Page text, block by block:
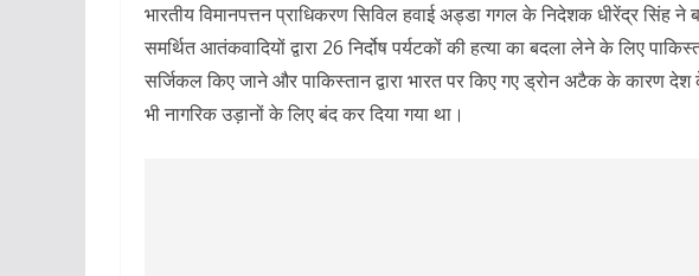
भारतीय विमानपत्तन प्राधिकरण सिविल हवाई अड्डा गगल के निदेशक धीरेंद्र सिंह ने
समर्थित आतंकवादियों द्वारा 26 निर्दोष पर्यटकों की हत्या का बदला लेने के लिए
सर्जिकल किए जाने और पाकिस्तान द्वारा भारत पर किए गए ड्रोन अटैक के कारण
भी नागरिक उड़ानों के लिए बंद कर दिया गया था।